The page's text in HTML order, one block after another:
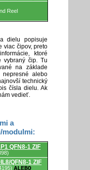
Reel
dielu popisuje
viac čipov, preto
ktoré
vybraný čip. Tu
na základe
alebo
technický
čísla dielu. Ak
vedieť.
a
modulmi:
QFN8-1 ZIF
QFN8-1 ZIF
ALEBO